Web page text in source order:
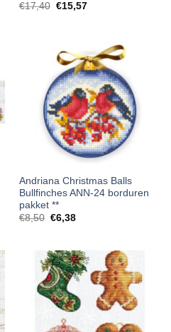
€17,40 €15,57
Andriana Christmas Balls
Bullfinches ANN-24 borduren
pakket **
€8,50 €6,38